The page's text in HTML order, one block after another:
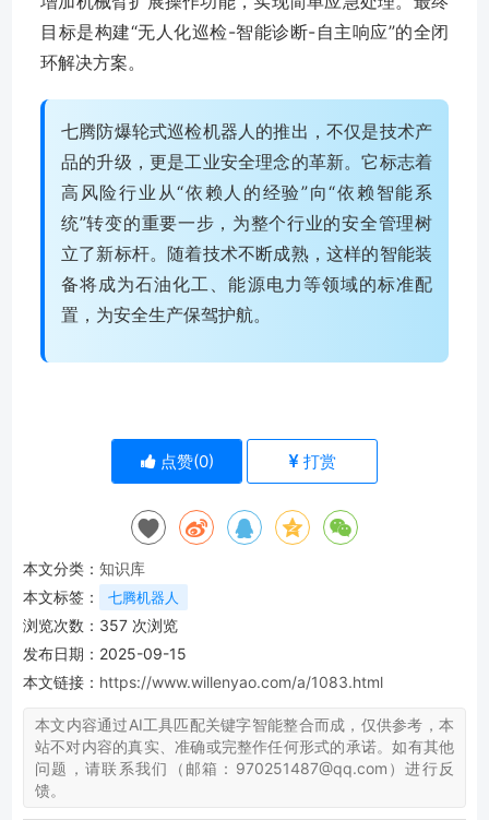
目标是构建“无人化巡检-智能诊断-自主响应”的全闭
环解决方案。
七腾防爆轮式巡检机器人的推出，不仅是技术产
品的升级，更是工业安全理念的革新。它标志着
高风险行业从“依赖人的经验”向“依赖智能系
统”转变的重要一步，为整个行业的安全管理树
立了新标杆。随着技术不断成熟，这样的智能装
备将成为石油化工、能源电力等领域的标准配
置，为安全生产保驾护航。
点赞(0) 打赏
本文分类： 知识库
本文标签：
七腾机器人
浏览次数： 357 次浏览
发布日期：2025-09-15
本文链接： https://www.willenyao.com/a/1083.html
本文内容通过AI工具匹配关键字智能整合而成，仅供参考，本
站不对内容的真实、准确或完整作任何形式的承诺。如有其他
问题，请联系我们（邮箱：970251487@qq.com）进行反
馈。